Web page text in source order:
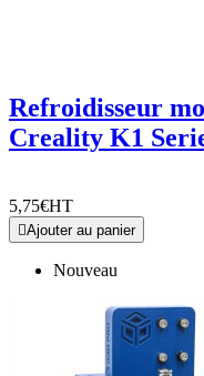
Refroidisseur
Creality K1
5,75€HT
Ajouter au panier
Nouveau